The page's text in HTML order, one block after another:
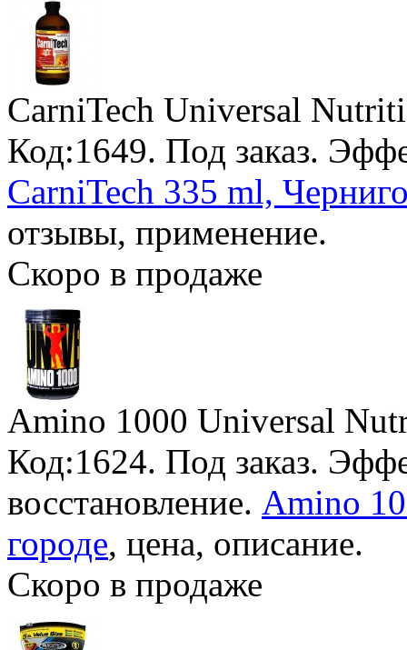
CarniTech Universal
Код:1649. Под заказ.
CarniTech 335 ml,
отзывы, применение.
Скоро в продаже
Amino 1000 Universal
Код:1624. Под заказ.
восстановление. Amino
городе, цена, описание.
Скоро в продаже